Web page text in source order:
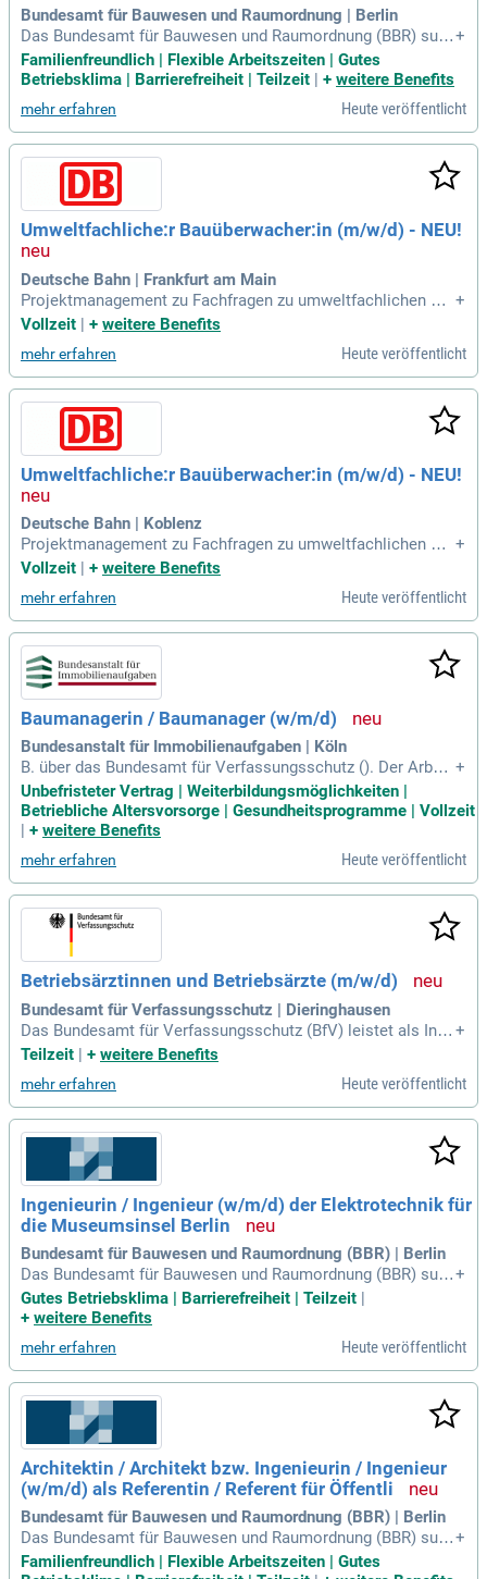
Bundesamt für Bauwesen und Raumordnung | Berlin
Das Bundesamt für Bauwesen und Raumordnung (BBR) such
t für BS Stab V in Berlin zum nächstmöglichen Zeitpunkt ein
e/einen. Architektin/Architekten bzw. Ingenieurin/Ingenieur
n Baurechts.
+
Familienfreundlich | Flexible Arbeitszeiten | Gutes
Betriebsklima | Barrierefreiheit | Teilzeit
+ weitere Benefits
mehr erfahren Heute veröffentlicht
Umweltfachliche:r Bauüberwacher:in (m/w/d) - NEU!
Deutsche Bahn | Frankfurt am Main
Projektmanagement zu Fachfragen zu umweltfachlichen Bel
angen, damit verbundenen Verfahrensfragen sowie bei der V
dung zum:zur Umweltfachliche:n Bauüberwacher:in gemäß
Umweltleitfaden VII des Eisenbahnbundesamtes
+
Vollzeit | + weitere Benefits
mehr erfahren Heute veröffentlicht
Umweltfachliche:r Bauüberwacher:in (m/w/d) - NEU!
Deutsche Bahn | Koblenz
Projektmanagement zu Fachfragen zu umweltfachlichen Bel
angen, damit verbundenen Verfahrensfragen sowie bei der V
dung zum:zur Umweltfachliche:n Bauüberwacher:in gemäß
Umweltleitfaden VII des Eisenbahnbundesamtes
+
Vollzeit | + weitere Benefits
mehr erfahren Heute veröffentlicht
Baumanagerin / Baumanager (w/m/d)
Bundesanstalt für Immobilienaufgaben | Köln
B. über das Bundesamt für Verfassungsschutz (). Der Arbeit
svertrag wird unter der auflösenden Bedingung der Beendigu
ng des Arbeitsverhältnisses ohne Kündigung für den Fall de
s nicht positiven Ergebnisses der Sicherheitsüberprüfung ab
+
Unbefristeter Vertrag | Weiterbildungsmöglichkeiten |
Betriebliche Altersvorsorge | Gesundheitsprogramme | Vollzeit
+ weitere Benefits
mehr erfahren Heute veröffentlicht
Betriebsärztinnen und Betriebsärzte (m/w/d)
Bundesamt für Verfassungsschutz | Dieringhausen
Das Bundesamt für Verfassungsschutz (BfV) leistet als Inla
ndsnachrichtendienst der Bundesrepublik Deutschland eine
d Bürger. Original Stellenanzeige auf Step Stone.de bit.ly/4w
2X7RC APCT1 DE.
+
Teilzeit | + weitere Benefits
mehr erfahren Heute veröffentlicht
Ingenieurin / Ingenieur (w/m/d) der Elektrotechnik für
die Museumsinsel Berlin
Bundesamt für Bauwesen und Raumordnung (BBR) | Berlin
Das Bundesamt für Bauwesen und Raumordnung (BBR) such
t für das Referat KB I 1 – "Museumsinsel 1" in Berlin zum nä
chstmöglichen Zeitpunkt eine/einen.
+
Gutes Betriebsklima | Barrierefreiheit | Teilzeit |
+ weitere Benefits
mehr erfahren Heute veröffentlicht
Architektin / Architekt bzw. Ingenieurin / Ingenieur
(w/m/d) als Referentin / Referent für Öffentli
Bundesamt für Bauwesen und Raumordnung (BBR) | Berlin
Das Bundesamt für Bauwesen und Raumordnung (BBR) such
t für den BB Stab V "Vorprojektphase und Öffentliches Baure
+
Familienfreundlich | Flexible Arbeitszeiten | Gutes